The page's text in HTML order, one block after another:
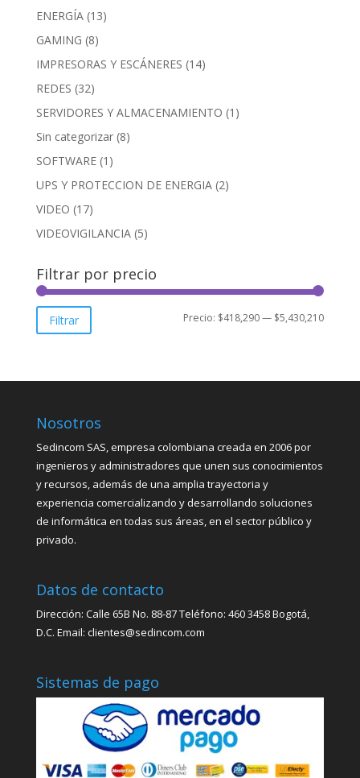
ENERGÍA (13)
GAMING (8)
IMPRESORAS Y ESCÁNERES (14)
REDES (32)
SERVIDORES Y ALMACENAMIENTO (1)
Sin categorizar (8)
SOFTWARE (1)
UPS Y PROTECCION DE ENERGIA (2)
VIDEO (17)
VIDEOVIGILANCIA (5)
Filtrar por precio
Precio
Precio
Filtrar Precio: $418,290— $5,430,210
Nosotros
Sedincom SAS, empresa colombiana creada en 2006 por
ingenieros y administradores que unen sus conocimientos
y recursos, además de una amplia trayectoria y
experiencia comercializando y desarrollando soluciones
de informática en todas sus áreas, en el sector público y
privado.
Datos de contacto
Dirección: Calle 65B No. 88-87 Teléfono: 460 3458 Bogotá,
D.C. Email: clientes@sedincom.com
Sistemas de pago